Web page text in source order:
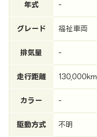
年式 -
グレード 福祉車両
排気量 -
走行距離 130,000km
カラー -
駆動方式 不明